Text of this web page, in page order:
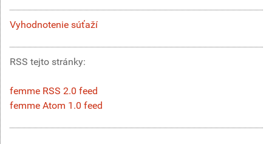
Vyhodnotenie súťaží
RSS tejto stránky:
femme RSS 2.0 feed
femme Atom 1.0 feed